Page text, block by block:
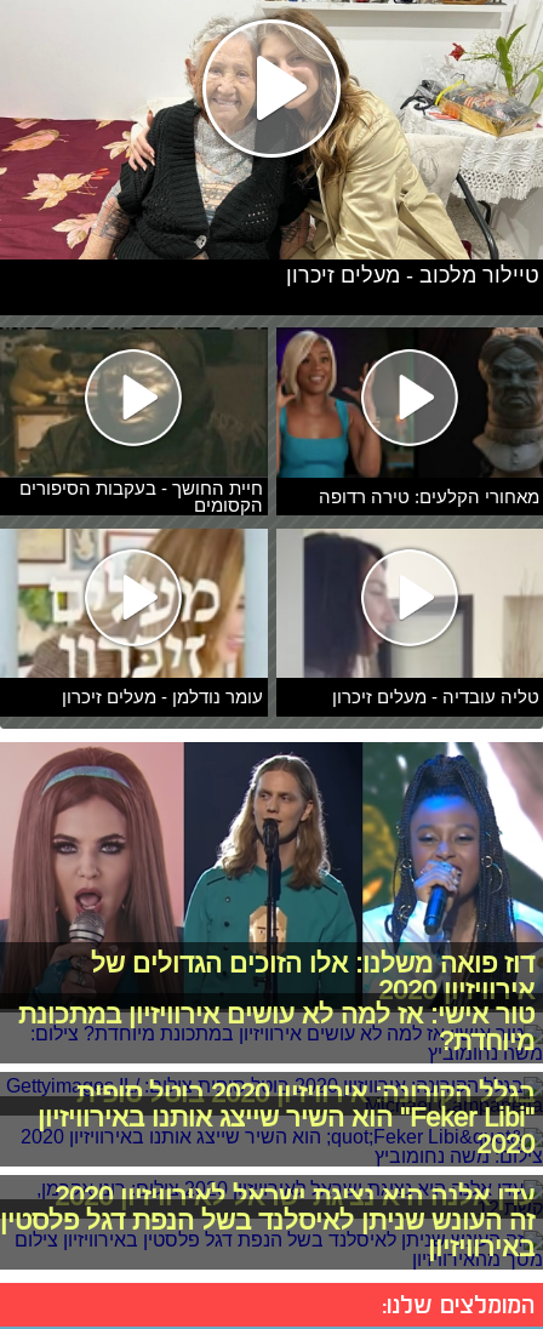
מאחורי הקלעים: טירה רדופה
חיית החושך - בעקבות הסיפורים
הקסומים
טליה עובדיה - מעלים זיכרון עומר נודלמן - מעלים זיכרון
טיילור מלכוב - מעלים זיכרון
דוז פואה משלנו: אלו הזוכים הגדולים של
אירוויזיון 2020
טור אישי: אז למה לא עושים אירוויזיון במתכונת
מיוחדת?
בגלל הקורונה: אירוויזיון 2020 בוטל סופית
"Feker Libi" הוא השיר שייצג אותנו באירוויזיון
2020
עדן אלנה היא נציגת ישראל לאירוויזיון 2020
זה העונש שניתן לאיסלנד בשל הנפת דגל פלסטין
באירוויזיון
המומלצים שלנו: